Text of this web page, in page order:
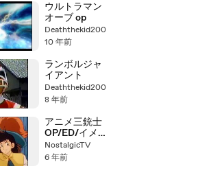
ウルトラマン
オーブ op
Deaththekid200
10 年前
ランボルジャ
イアント
Deaththekid200
8 年前
アニメ三銃士
OP/ED/イメー
ジソング集
NostalgicTV
6 年前